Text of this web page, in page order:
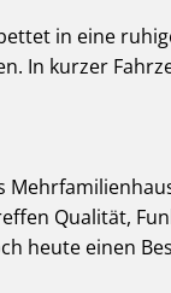
in eine
In kurzer
Qualität,
heute einen